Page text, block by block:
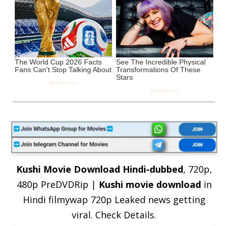
Kushi Movie Download Hindi-dubbed, 720p,
480p PreDVDRip | Kushi movie download in
Hindi filmywap 720p Leaked news getting
viral. Check Details.